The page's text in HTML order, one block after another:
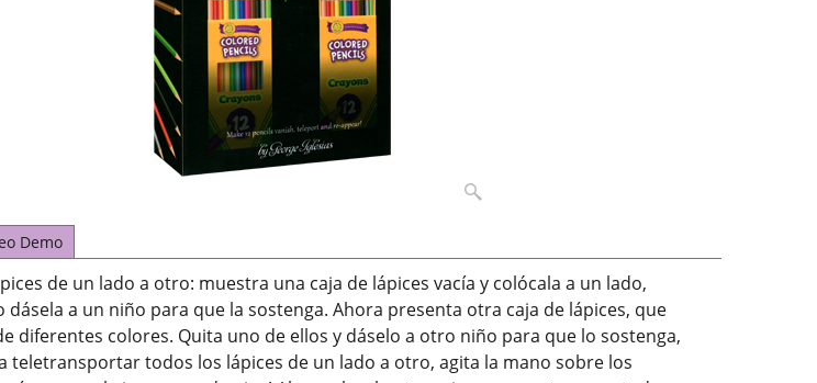
Demo
de un lado a otro: muestra una caja de lápices vacía y colócala a un lado,
dásela a un niño para que la sostenga. Ahora presenta otra caja de lápices, que
diferentes colores. Quita uno de ellos y dáselo a otro niño para que lo sostenga,
teletransportar todos los lápices de un lado a otro, agita la mano sobre los